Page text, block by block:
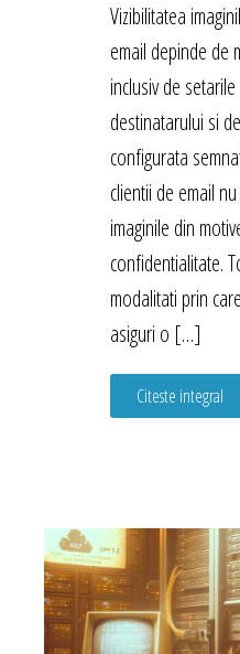
Vizibilitatea
email depinde de
inclusiv de
destinatarului si
configurata
clientii de email
imaginile din
confidentialitate.
modalitati prin
asiguri o […]
Citeste integral